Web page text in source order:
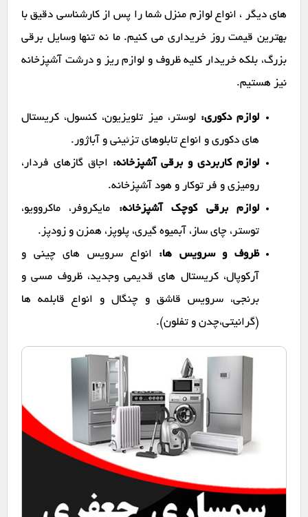
های دیگر ، انواع لوازم منزل شما را پس از کارشناسی دقیق با
بهترین قیمت روز خریداری می کنیم. ما نه تنها وسایل برقی
بزرگ، بلکه خریدار کلیه ظروف و لوازم ریز و درشت آشپزخانه
نیز هستیم.
لوازم دکوری: لوستر، میز تلویزیون، کنسول، کریستال
های دکوری و انواع تابلوهای تزئینی و آباژور.
لوازم کاربردی و برقی آشپزخانه: اجاق گازهای فردار،
رومیزی و فر توکار و هود آشپزخانه.
لوازم برقی کوچک آشپزخانه: مایکروفر، ماکروویو،
توستر، چای ساز، آبمیوه گیری، پلوپز، همزن و زودپز.
ظروف و سرویس ها: انواع سرویس های چینی و
آرکوپال، کریستال های قدیمی وجدید، ظروف مسی و
برنجی، سرویس قاشق و چنگال و انواع قابلمه ها
(گرانیتی،چدن و تفلون).